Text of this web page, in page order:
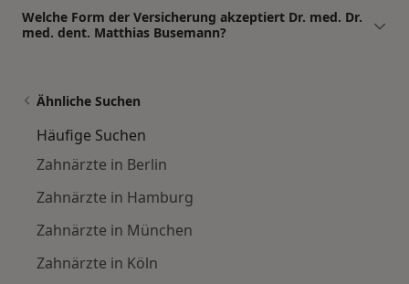
Welche Form der Versicherung akzeptiert Dr. med. Dr.
med. dent. Matthias Busemann?
Ähnliche Suchen
Häufige Suchen
Zahnärzte in Berlin
Zahnärzte in Hamburg
Zahnärzte in München
Zahnärzte in Köln